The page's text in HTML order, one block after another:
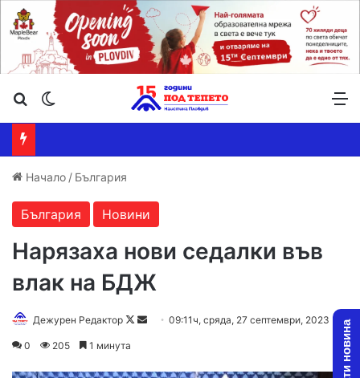
Търсене ...
Начало / България
България Новини
Нарязаха нови седалки във
влак на БДЖ
Дежурен Редактор
Follow
Send09:11ч, сряда, 27 септември, 2023
0 205 1 минута